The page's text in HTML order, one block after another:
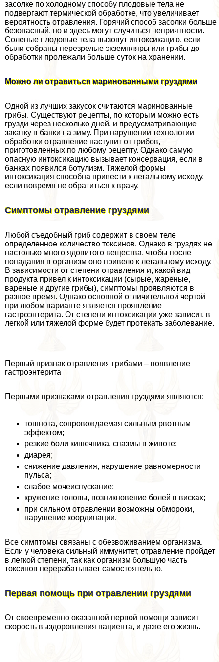
засолке по холодному способу плодовые тела не
подвергают термической обработке, что увеличивает
вероятность отравления. Горячий способ засолки больше
безопасный, но и здесь могут случиться неприятности.
Соленые плодовые тела вызовут интоксикацию, если
были собраны перезрелые экземпляры или грибы до
обработки пролежали больше суток на хранении.
Можно ли отравиться маринованными груздями
Одной из лучших закусок считаются маринованные
грибы. Существуют рецепты, по которым можно есть
грузди через несколько дней, и предусматривающие
закатку в банки на зиму. При нарушении технологии
обработки отравление наступит от грибов,
приготовленных по любому рецепту. Однако самую
опасную интоксикацию вызывает консервация, если в
банках появился ботулизм. Тяжелой формы
интоксикация способна привести к летальному исходу,
если вовремя не обратиться к врачу.
Симптомы отравление груздями
Любой съедобный гриб содержит в своем теле
определенное количество токсинов. Однако в груздях не
настолько много ядовитого вещества, чтобы после
попадания в организм оно привело к летальному исходу.
В зависимости от степени отравления и, какой вид
продукта привел к интоксикации (сырые, жареные,
вареные и другие грибы), симптомы проявляются в
разное время. Однако основной отличительной чертой
при любом варианте является проявление
гастроэнтерита. От степени интоксикации уже зависит, в
легкой или тяжелой форме будет протекать заболевание.
Первый признак отравления грибами – появление
гастроэнтерита
Первыми признаками отравления груздями являются:
тошнота, сопровождаемая сильным рвотным
эффектом;
резкие боли кишечника, спазмы в животе;
диарея;
снижение давления, нарушение равномерности
пульса;
слабое мочеиспускание;
кружение головы, возникновение болей в висках;
при сильном отравлении возможны обмороки,
нарушение координации.
Все симптомы связаны с обезвоживанием организма.
Если у человека сильный иммунитет, отравление пройдет
в легкой степени, так как организм большую часть
токсинов переpaбатывает самостоятельно.
Первая помощь при отравлении груздями
От своевременно оказанной первой помощи зависит
скорость выздоровления пациента, и даже его жизнь.